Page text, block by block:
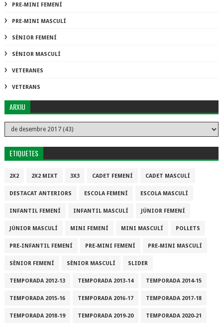
PRE-MINI FEMENÍ
PRE-MINI MASCULÍ
SÈNIOR FEMENÍ
SÈNIOR MASCULÍ
VETERANES
VETERANS
ARXIU
ETIQUETES
2X2 2X2 MIXT 3X3 CADET FEMENÍ CADET MASCULÍ
DESTACAT ANTERIORS ESCOLA FEMENÍ ESCOLA MASCULÍ
INFANTIL FEMENÍ INFANTIL MASCULÍ JÚNIOR FEMENÍ
JÚNIOR MASCULÍ MINI FEMENÍ MINI MASCULÍ POLLETS
PRE-INFANTIL FEMENÍ PRE-MINI FEMENÍ PRE-MINI MASCULÍ
SÈNIOR FEMENÍ SÈNIOR MASCULÍ SLIDER
TEMPORADA 2012-13 TEMPORADA 2013-14 TEMPORADA 2014-15
TEMPORADA 2015-16 TEMPORADA 2016-17 TEMPORADA 2017-18
TEMPORADA 2018-19 TEMPORADA 2019-20 TEMPORADA 2020-21